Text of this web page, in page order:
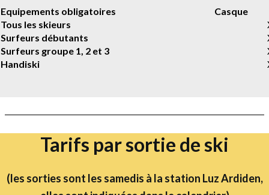
Equipements obligatoires
Casque
Tous les skieurs
Surfeurs débutants
Surfeurs groupe 1, 2 et 3
Handiski
Tarifs par sortie de ski
(les sorties sont les samedis à la station Luz Ardiden,